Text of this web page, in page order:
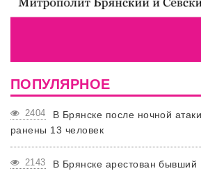
ПОПУЛЯРНОЕ
2404
В Брянске после ночной
ранены 13 человек
2143 В Брянске арестован